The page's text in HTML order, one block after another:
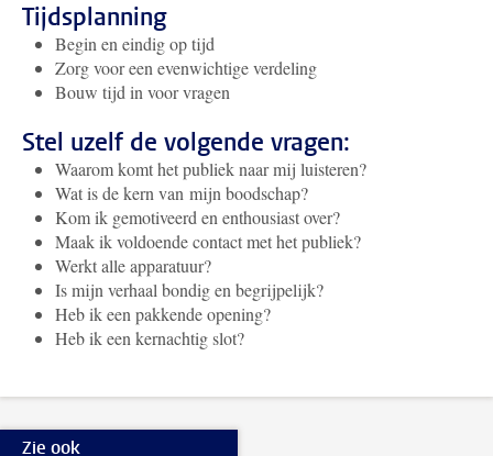
Tijdsplanning
Begin en eindig op tijd
Zorg voor een evenwichtige verdeling
Bouw tijd in voor vragen
Stel uzelf de volgende vragen:
Waarom komt het publiek naar mij luisteren?
Wat is de kern van mijn boodschap?
Kom ik gemotiveerd en enthousiast over?
Maak ik voldoende contact met het publiek?
Werkt alle apparatuur?
Is mijn verhaal bondig en begrijpelijk?
Heb ik een pakkende opening?
Heb ik een kernachtig slot?
Zie ook